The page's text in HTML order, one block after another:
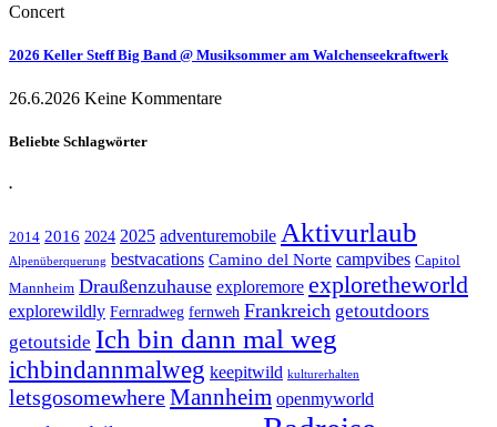
Concert
2026 Keller Steff Big Band @ Musiksommer am Walchenseekraftwerk
26.6.2026 Keine Kommentare
Beliebte Schlagwörter
.
2014 2016 2024 2025 adventuremobile Aktivurlaub
Alpenüberquerung bestvacations Camino del Norte campvibes Capitol
Mannheim Draußenzuhause exploremore exploretheworld
explorewildly Fernradweg fernweh Frankreich getoutdoors
getoutside Ich bin dann mal weg
ichbindannmalweg keepitwild kulturerhalten
letsgosomewhereMannheim openmyworld